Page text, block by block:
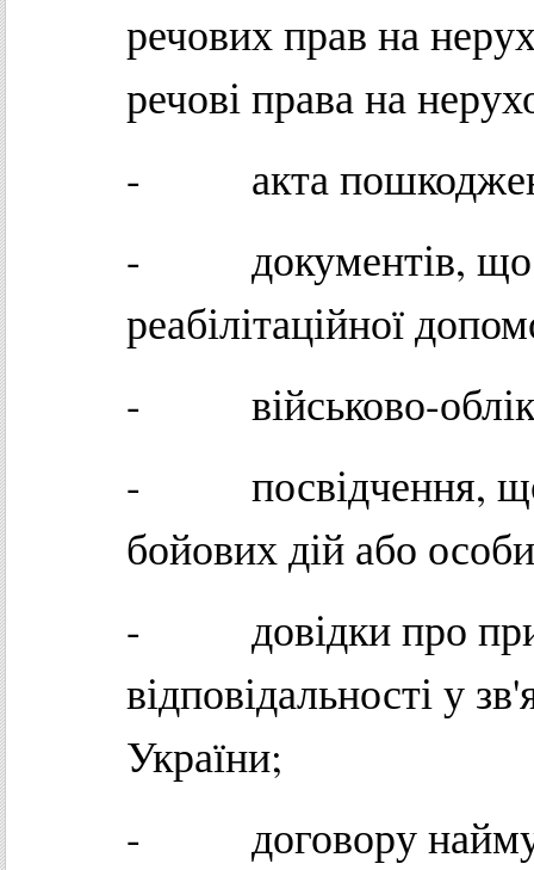
речових прав на
речові права на
- акта
- документів, що
реабілітаційної
- військово-
- посвідчення, що
бойових дій або
- довідки про
відповідальності у
України;
- договору найму